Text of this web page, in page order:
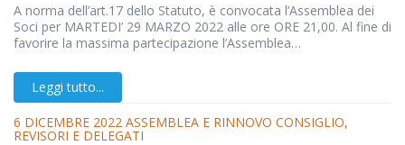
A norma dell’art.17 dello Statuto, è convocata l’Assemblea dei
Soci per MARTEDI’ 29 MARZO 2022 alle ore ORE 21,00. Al fine di
favorire la massima partecipazione l’Assemblea…
Leggi tutto...
6 DICEMBRE 2022 ASSEMBLEA E RINNOVO CONSIGLIO,
REVISORI E DELEGATI